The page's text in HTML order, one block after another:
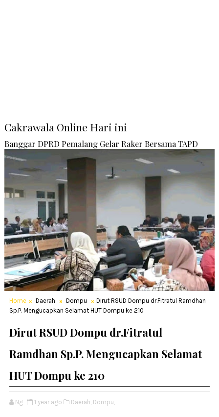
Cakrawala Online Hari ini
Banggar DPRD Pemalang Gelar Raker Bersama TAPD
Home Daerah Dompu
Dirut RSUD Dompu dr.Fitratul Ramdhan
Sp.P. Mengucapkan Selamat HUT Dompu ke 210
Dirut RSUD Dompu dr.Fitratul
Ramdhan Sp.P. Mengucapkan Selamat
HUT Dompu ke 210
Ng 1 year ago Daerah, Dompu,